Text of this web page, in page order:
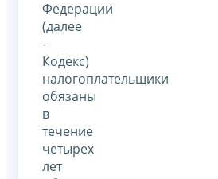
Федерации
(далее
-
Кодекс)
налогоплательщики
обязаны
в
течение
четырех
лет